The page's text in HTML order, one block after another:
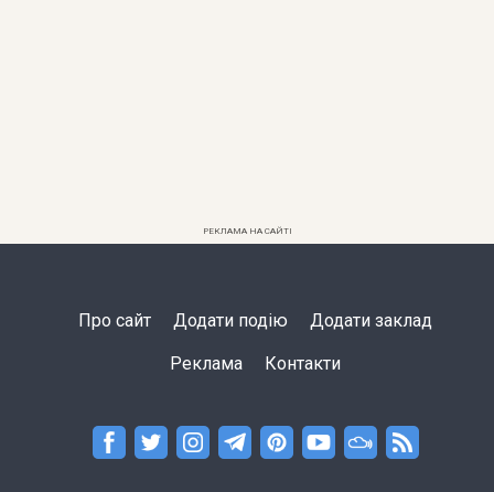
РЕКЛАМА НА САЙТІ
Про сайт Додати подію Додати заклад
Реклама Контакти